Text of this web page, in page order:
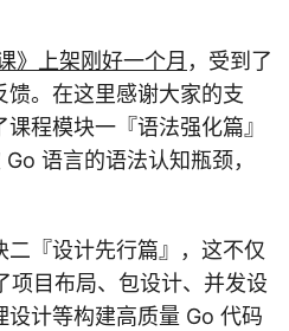
》上架刚好一个月 ，受到了
。在这里感谢大家的支
程模块一『语法强化篇』
语言的语法认知瓶颈，
『设计先行篇』，这不仅
项目布局、包设计、并发设
计等构建高质量 Go 代码